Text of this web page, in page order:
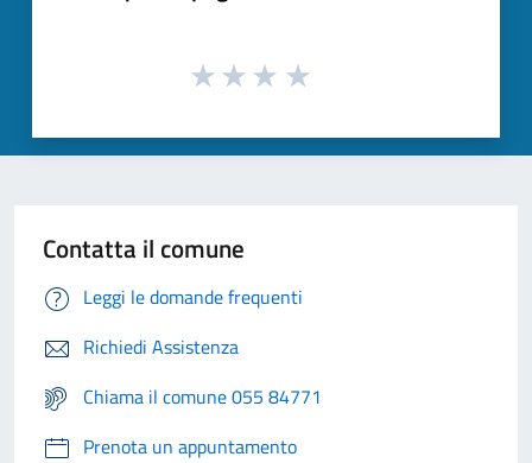
Contatta il comune
Leggi le domande frequenti
Richiedi Assistenza
Chiama il comune 055 84771
Prenota un appuntamento